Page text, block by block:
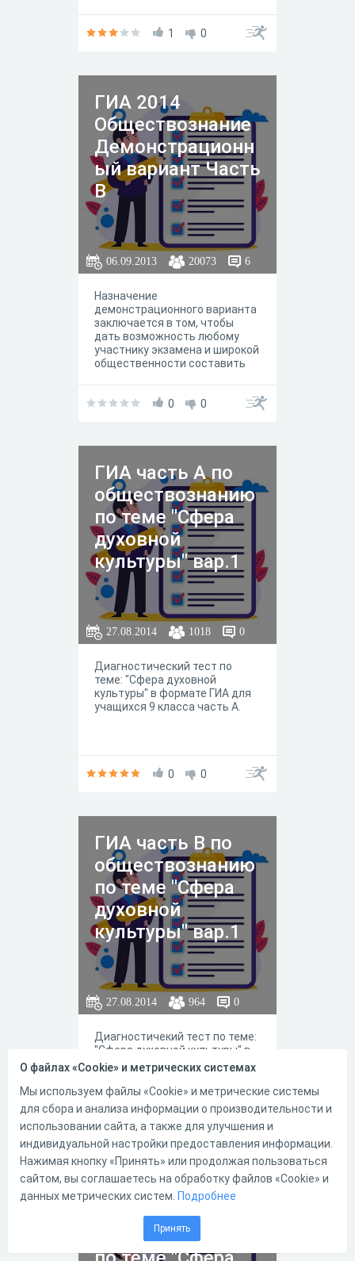
заданий, их форме, уровне
1 0
ГИА 2014
Обществознание
Демонстрационн
ый вариант Часть
B
06.09.2013 20073 6
Назначение
демонстрационного варианта
заключается в том, чтобы
дать возможность любому
участнику экзамена и широкой
общественности составить
заданий, их форме, уровне
0 0
ГИА часть А по
обществознанию
по теме "Сфера
духовной
культуры" вар.1
27.08.2014 1018 0
Диагностический тест по
теме: "Сфера духовной
культуры" в формате ГИА для
учащихся 9 класса часть А.
0 0
ГИА часть B по
обществознанию
по теме "Сфера
духовной
культуры" вар.1
27.08.2014 964 0
Диагностичекий тест по теме:
"Сфера духовной культуры" в
формате ГИА для учащихся 9
класса часть В.
0 0
ГИА часть А по
обществознанию
О файлах «Cookie» и метрических системах
Мы используем файлы «Cookie» и метрические системы
для сбора и анализа информации о производительности и
использовании сайта, а также для улучшения и
индивидуальной настройки предоставления информации.
Нажимая кнопку «Принять» или продолжая пользоваться
сайтом, вы соглашаетесь на обработку файлов «Cookie» и
данных метрических систем. Подробнее
Принять